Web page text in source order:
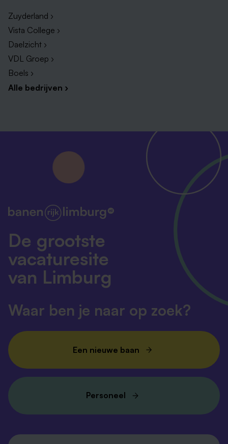
Zuyderland ›
Vista College ›
Daelzicht ›
VDL Groep ›
Boels ›
Alle bedrijven ›
De grootste
vacaturesite
van Limburg
Waar ben je naar op zoek?
Een nieuwe baan
Personeel